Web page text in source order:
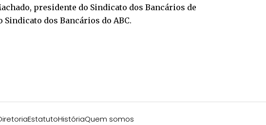
presidente do Sindicato dos Bancários de
dos Bancários do ABC.
EstatutoHistóriaQuem somos